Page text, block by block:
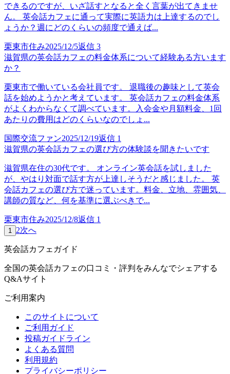
できるのですが、いざ話すとなると全く言葉が出てきませ
ん。 英会話カフェに通って実際に英語力は上達するのでし
ょうか？週にどのくらいの頻度で通えば...
栗東市住み2025/12/5返信 3
滋賀県の英会話カフェの料金体系について経験ある方います
か？
栗東市で働いている会社員です。 退職後の趣味として英会
話を始めようかと考えています。 英会話カフェの料金体系
がよくわからなくて調べています。入会金や月額料金、1回
あたりの費用はどのくらいなのでしょ...
国際交流ファン2025/12/19返信 1
滋賀県の英会話カフェの選び方の体験談を聞きたいです
滋賀県在住の30代です。 オンライン英会話を試しました
が、やはり対面で話す方が上達しそうだと感じました。 英
会話カフェの選び方で迷っています。料金、立地、雰囲気、
講師の質など、何を基準に選ぶべきで...
栗東市住み2025/12/8返信 1
1 2次へ
英会話カフェガイド
全国の英会話カフェの口コミ・評判をみんなでシェアする
Q&Aサイト
ご利用案内
このサイトについて
ご利用ガイド
投稿ガイドライン
よくある質問
利用規約
プライバシーポリシー